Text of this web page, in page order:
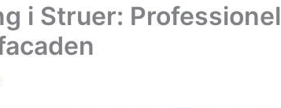
i Struer: Professionel